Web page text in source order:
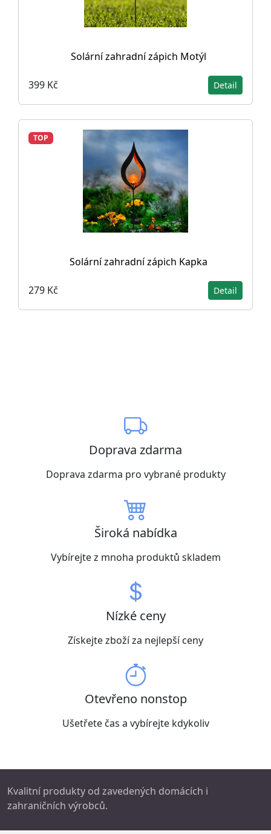
Solární zahradní zápich Motýl
399 Kč Detail
TOP
Solární zahradní zápich Kapka
279 Kč Detail
Doprava zdarma
Doprava zdarma pro vybrané produkty
Široká nabídka
Vybírejte z mnoha produktů skladem
Nízké ceny
Získejte zboží za nejlepší ceny
Otevřeno nonstop
Ušetřete čas a vybírejte kdykoliv
Kvalitní produkty od zavedených domácích i
zahraničních výrobců.